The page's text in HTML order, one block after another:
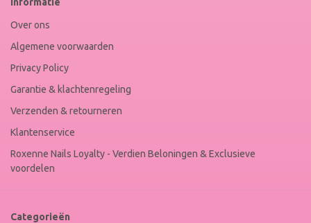
Over ons
Algemene voorwaarden
Privacy Policy
Garantie & klachtenregeling
Verzenden & retourneren
Klantenservice
Roxenne Nails Loyalty - Verdien Beloningen & Exclusieve
voordelen
Categorieën